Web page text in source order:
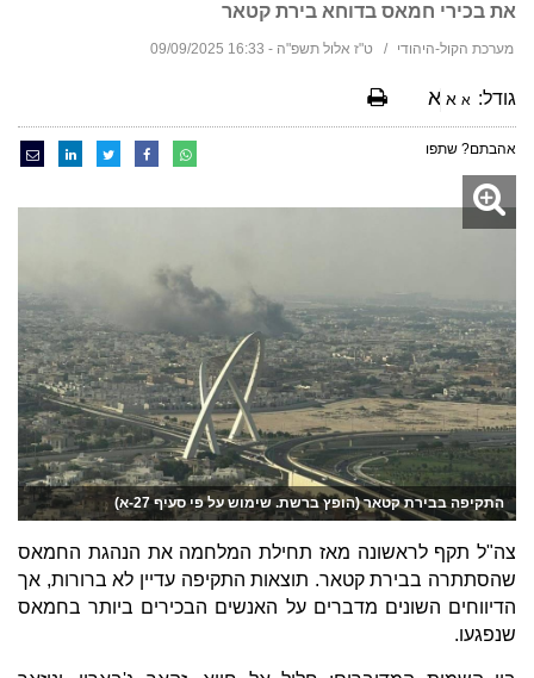
את בכירי חמאס בדוחא בירת קטאר
מערכת הקול-היהודי ט"ז אלול תשפ"ה - 16:33 09/09/2025
גודל: א א א
אהבתם? שתפו
התקיפה בבירת קטאר (הופץ ברשת. שימוש על פי סעיף 27-א)
צה"ל תקף לראשונה מאז תחילת המלחמה את הנהגת החמאס
שהסתתרה בבירת קטאר. תוצאות התקיפה עדיין לא ברורות, אך
הדיווחים השונים מדברים על האנשים הבכירים ביותר בחמאס
שנפגעו.